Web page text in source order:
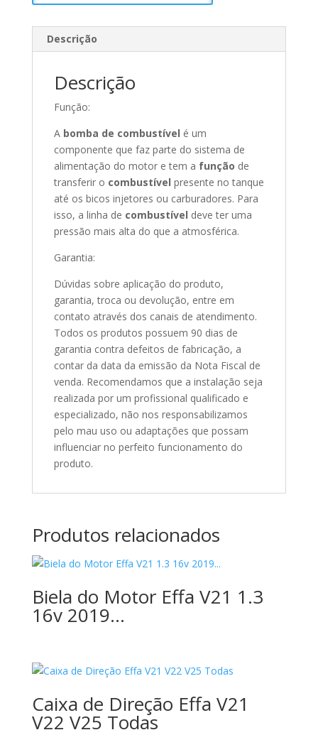
Descrição
Descrição
Função:
A bomba de combustível é um
componente que faz parte do sistema de
alimentação do motor e tem a função de
transferir o combustível presente no tanque
até os bicos injetores ou carburadores. Para
isso, a linha de combustível deve ter uma
pressão mais alta do que a atmosférica.
Garantia:
Dúvidas sobre aplicação do produto,
garantia, troca ou devolução, entre em
contato através dos canais de atendimento.
Todos os produtos possuem 90 dias de
garantia contra defeitos de fabricação, a
contar da data da emissão da Nota Fiscal de
venda. Recomendamos que a instalação seja
realizada por um profissional qualificado e
especializado, não nos responsabilizamos
pelo mau uso ou adaptações que possam
influenciar no perfeito funcionamento do
produto.
Produtos relacionados
Biela do Motor Effa V21 1.3
16v 2019…
Caixa de Direção Effa V21
V22 V25 Todas